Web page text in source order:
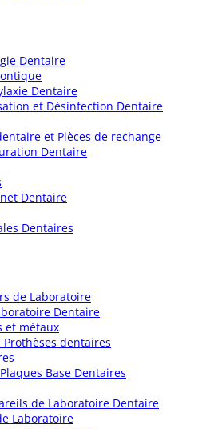
Dentaire
Dentaire
et Désinfection Dentaire
et Pièces de rechange
Dentaire
Dentaire
Dentaires
de Laboratoire
Dentaire
et métaux
Prothèses dentaires
Base Dentaires
de Laboratoire Dentaire
Laboratoire